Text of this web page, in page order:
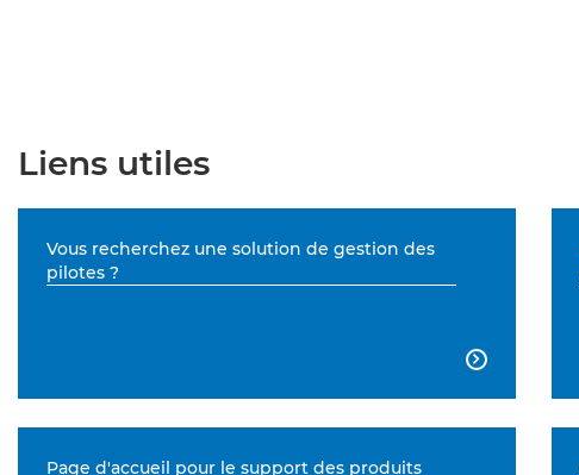
Liens utiles
Vous recherchez une solution de gestion des
pilotes ?

Page d'accueil pour le support des produits